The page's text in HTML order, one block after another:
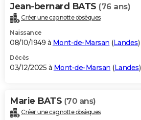
Jean-bernard BATS (76 ans)
Créer une cagnotte obsèques
Naissance
08/10/1949 à Mont-de-Marsan (Landes)
Décès
03/12/2025 à Mont-de-Marsan (Landes)
Marie BATS (70 ans)
Créer une cagnotte obsèques